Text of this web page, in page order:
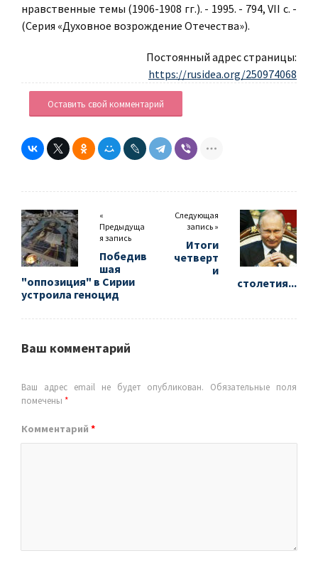
нравственные темы (1906-1908 гг.). - 1995. - 794, VII с. -
(Серия «Духовное возрождение Отечества»).
Постоянный адрес страницы:
https://rusidea.org/250974068
Оставить свой комментарий
«
Предыдуща
я запись
Победив
шая
"оппозиция" в Сирии
устроила геноцид
Следующая
запись »
Итоги
четверт
и
столетия...
Ваш комментарий
Ваш адрес email не будет опубликован.
Обязательные поля
помечены *
Комментарий *